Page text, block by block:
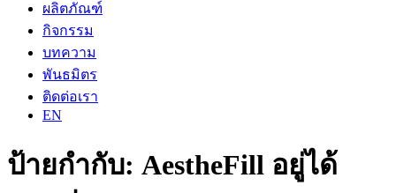
ผลิตภัณฑ์
กิจกรรม
บทความ
พันธมิตร
ติดต่อเรา
EN
ป้ายกำกับ: AestheFill อยู่ได้